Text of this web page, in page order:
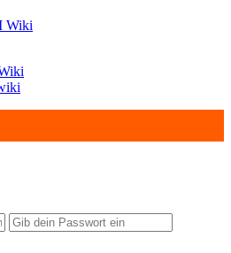
Wiki
Passwort